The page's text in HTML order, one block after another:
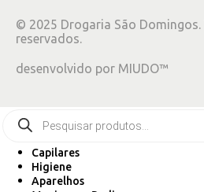
© 2025 Drogaria São
reservados.
desenvolvido por MIUDO™
Capilares
Higiene
Aparelhos